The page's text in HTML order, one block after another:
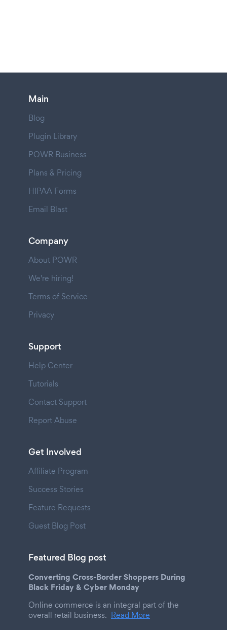
Main
Blog
Plugin Library
POWR Business
Plans & Pricing
HIPAA Forms
Email Blast
Company
About POWR
We're hiring!
Terms of Service
Privacy
Support
Help Center
Tutorials
Contact Support
Report Abuse
Get Involved
Affiliate Program
Success Stories
Feature Requests
Guest Blog Post
Featured Blog post
Converting Cross-Border Shoppers During
Black Friday & Cyber Monday
Online commerce is an integral part of the
overall retail business. Read More